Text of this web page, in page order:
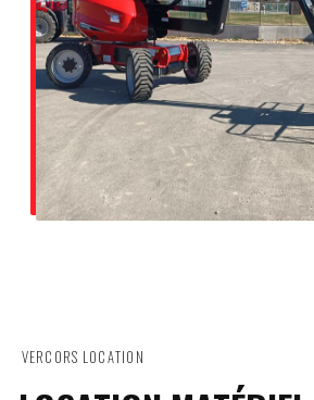
VERCORS LOCATION